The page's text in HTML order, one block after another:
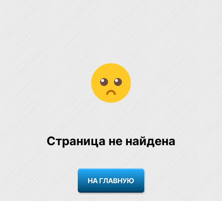
Страница не найдена
НА ГЛАВНУЮ